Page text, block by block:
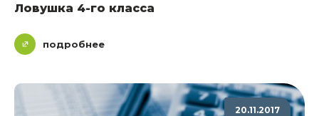
Ловушка 4-го класса
подробнее
20.11.2017